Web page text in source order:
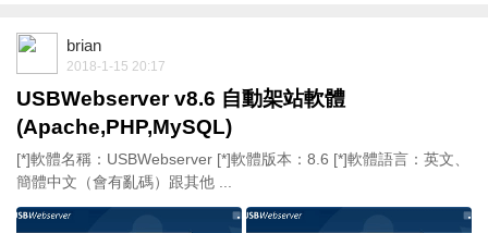
brian
2018-1-15 20:17
USBWebserver v8.6 自動架站軟體
(Apache,PHP,MySQL)
[*]軟體名稱：USBWebserver [*]軟體版本：8.6 [*]軟體語言：英文、
簡體中文（會有亂碼）跟其他 ...